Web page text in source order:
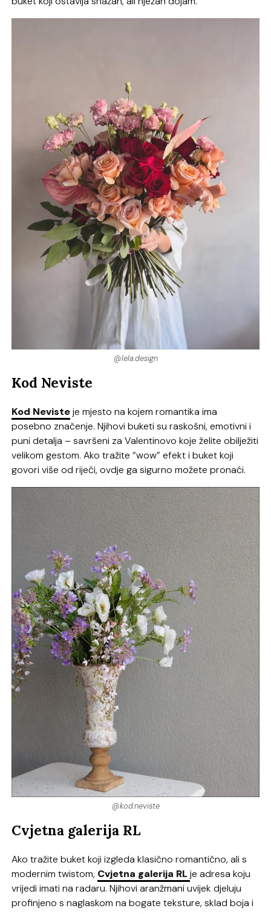
@lela.design
Kod Neviste
Kod Nevisteje mjesto na kojem romantika ima
posebno značenje. Njihovi buketi su raskošni, emotivni i
puni detalja – savršeni za Valentinovo koje želite obilježiti
velikom gestom. Ako tražite “wow” efekt i buket koji
govori više od riječi, ovdje ga sigurno možete pronaći.
@kod.neviste
Cvjetna galerija RL
Ako tražite buket koji izgleda klasično romantično, ali s
modernim twistom, Cvjetna galerija RL je adresa koju
vrijedi imati na radaru. Njihovi aranžmani uvijek djeluju
profinjeno s naglaskom na bogate teksture, sklad boja i